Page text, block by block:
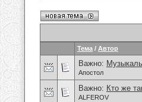
Тема / Автор
Важно:
Апостол
Важно: Кто же
ALFEROV